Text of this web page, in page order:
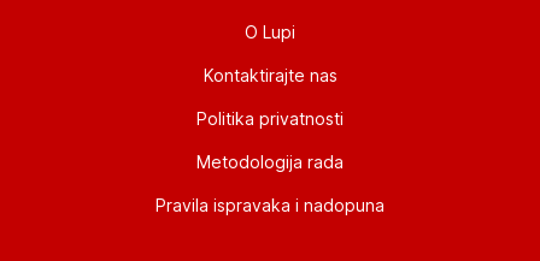
O Lupi
Kontaktirajte nas
Politika privatnosti
Metodologija rada
Pravila ispravaka i nadopuna